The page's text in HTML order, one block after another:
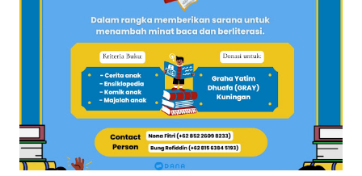
Mania Dadakan). Meski belum berhasil keluar sebagai juara,
pengalaman tersebut menjadi tonggak sejarah penting
dalam karier bermusiknya. “Iya alhamdulillah aktu tannggal
28 maret kemarin, ikut dmd ya walaupun tidak sampai jadi
juara cuman aku ingin terus mendalami dan berkiprah lewat
karya Aku di dunia seni musik ini,” tuturnya kala
diwawancara Kamis (9/4/2026). Baginya, kegagalan...